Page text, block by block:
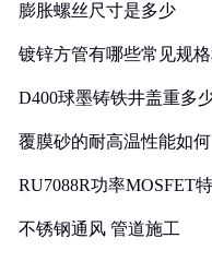
膨胀螺丝尺寸是多少
镀锌方管有哪些常见规
D400球墨铸铁井盖重多
覆膜砂的耐高温性能如何
RU7088R功率MOSFET
不锈钢通风 管道施工